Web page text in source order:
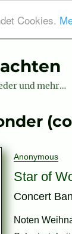
Cookies.
und mehr…
Anonymous
Star of
Concert
Noten